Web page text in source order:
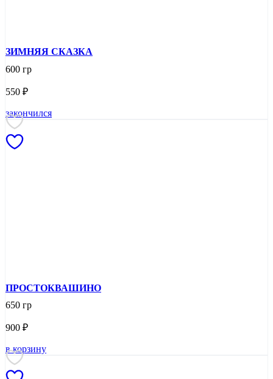
ЗИМНЯЯ СКАЗКА
600 гр
550 ₽
закончился
ПРОСТОКВАШИНО
650 гр
900 ₽
в корзину